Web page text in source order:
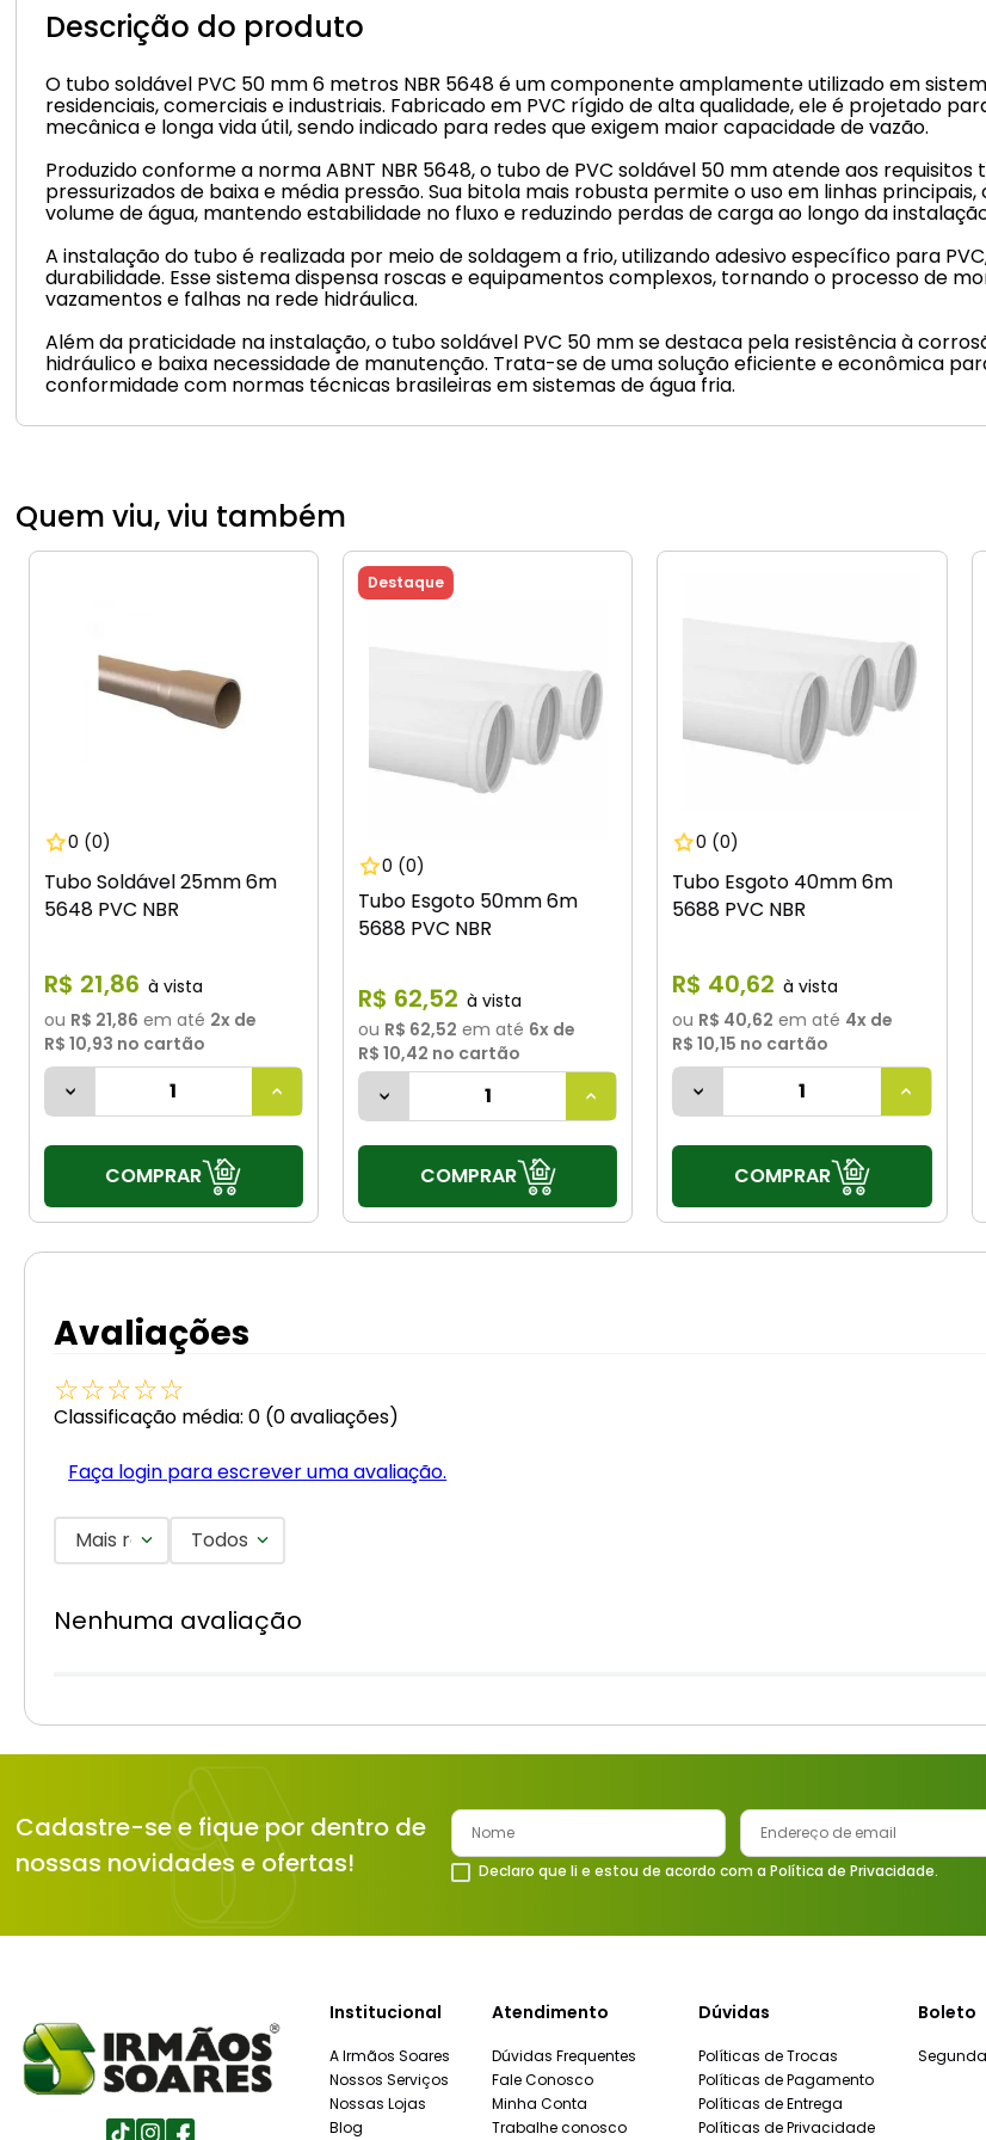
Descrição do produto
O tubo soldável PVC 50 mm 6 metros NBR 5648 é um componente amplamente utilizado em
residenciais, comerciais e industriais. Fabricado em PVC rígido de alta qualidade, ele é projetado
mecânica e longa vida útil, sendo indicado para redes que exigem maior capacidade de vazão.
Produzido conforme a norma ABNT NBR 5648, o tubo de PVC soldável 50 mm atende aos
pressurizados de baixa e média pressão. Sua bitola mais robusta permite o uso em linhas
volume de água, mantendo estabilidade no fluxo e reduzindo perdas de carga ao longo da
A instalação do tubo é realizada por meio de soldagem a frio, utilizando adesivo específico para
durabilidade. Esse sistema dispensa roscas e equipamentos complexos, tornando o processo de
vazamentos e falhas na rede hidráulica.
Além da praticidade na instalação, o tubo soldável PVC 50 mm se destaca pela resistência à
hidráulico e baixa necessidade de manutenção. Trata-se de uma solução eficiente e econômica
conformidade com normas técnicas brasileiras em sistemas de água fria.
Quem viu, viu também
0 (0)
Tubo Soldável 25mm 6m
5648 PVC NBR
R$ 21,86
ou R$ 21,86 em até 2x de
R$ 10,93 no cartão
COMPRAR
Destaque
0 (0)
Tubo Esgoto 50mm 6m
5688 PVC NBR
R$ 62,52
ou R$ 62,52 em até 6x de
R$ 10,42 no cartão
COMPRAR
0 (0)
Tubo Esgoto 40mm 6m
5688 PVC NBR
R$ 40,62
ou R$ 40,62 em até 4x de
R$ 10,15 no cartão
COMPRAR
Avaliações
☆☆☆☆☆
Classificação média: 0 (0 avaliações)
Faça login para escrever uma avaliação.
Mais recentesTodos
Nenhuma avaliação
Cadastre-se e fique por dentro de
nossas novidades e ofertas!
Declaro que li e estou de acordo com a Política de Privacidade.
Institucional
A Irmãos Soares
Nossos Serviços
Nossas Lojas
Blog
Atendimento
Dúvidas Frequentes
Fale Conosco
Minha Conta
Trabalhe conosco
Dúvidas
Políticas de Trocas
Políticas de Pagamento
Políticas de Entrega
Políticas de Privacidade
Boleto